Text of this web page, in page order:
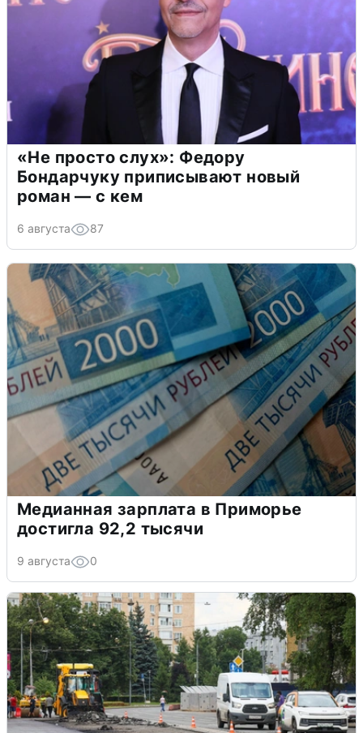
«Не просто слух»: Федору
Бондарчуку приписывают новый
роман — с кем
6 августа 87
Медианная зарплата в Приморье
достигла 92,2 тысячи
9 августа 0